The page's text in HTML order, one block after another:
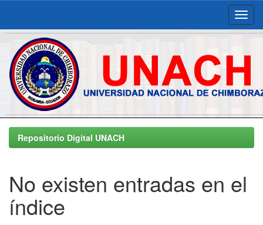
Skip
navigationRepositorio Digital UNACH
No existen entradas en el
índice